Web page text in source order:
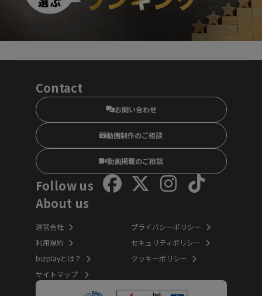
Contact
お問い合わせ
動画制作のご相談
動画掲載のご相談
Follow us
About us
運営会社
利用規約
bizplayとは？
サイトマップ
プライバシーポリシー
セキュリティポリシー
クッキーポリシー